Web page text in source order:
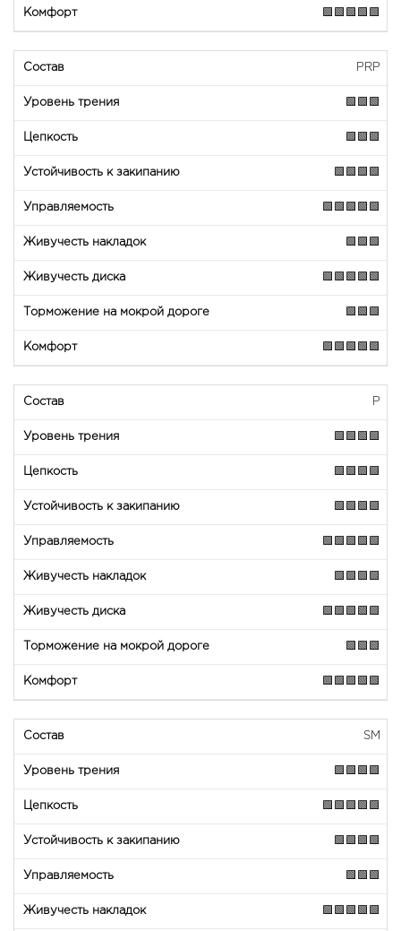
🟩🟩🟩🟩🟩
PRP
🟩🟩🟩
🟩🟩🟩
🟩🟩🟩🟩
🟩🟩🟩🟩🟩
🟩🟩🟩
🟩🟩🟩🟩🟩
🟩🟩🟩
🟩🟩🟩🟩🟩
P
🟩🟩🟩🟩
🟩🟩🟩🟩
🟩🟩🟩🟩
🟩🟩🟩🟩🟩
🟩🟩🟩🟩
🟩🟩🟩🟩🟩
🟩🟩🟩
🟩🟩🟩🟩🟩
SM
🟩🟩🟩🟩
🟩🟩🟩🟩🟩
🟩🟩🟩🟩
🟩🟩🟩
🟩🟩🟩🟩🟩